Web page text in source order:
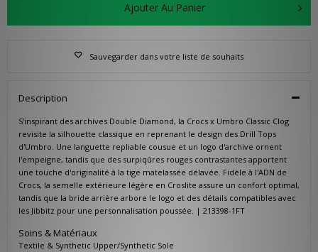
Ajouter Au Panier
Sauvegarder dans votre liste de souhaits
Description
S'inspirant des archives Double Diamond, la Crocs x Umbro Classic Clog
revisite la silhouette classique en reprenant le design des Drill Tops
d'Umbro. Une languette repliable cousue et un logo d'archive ornent
l'empeigne, tandis que des surpiqûres rouges contrastantes apportent
une touche d'originalité à la tige matelassée délavée. Fidèle à l'ADN de
Crocs, la semelle extérieure légère en Croslite assure un confort optimal,
tandis que la bride arrière arbore le logo et des détails compatibles avec
les Jibbitz pour une personnalisation poussée. | 213398-1FT
Soins & Matériaux
Textile & Synthetic Upper/Synthetic Sole